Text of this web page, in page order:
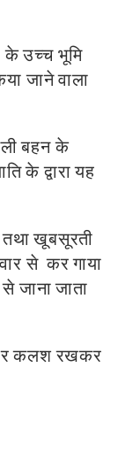
के उच्च भूमि
जाने वाला
बहन के
के द्वारा यह
खूबसूरती
से कर गाया
जाना जाता
कलश रखकर